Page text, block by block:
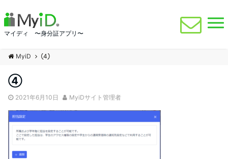
マイディ 〜身分証アプリ〜
MyiD ④
④
2021年6月10日 MyiDサイト管理者